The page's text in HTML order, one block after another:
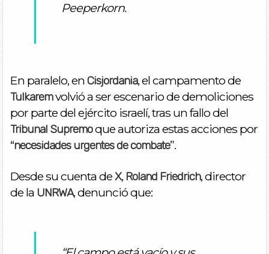
Peeperkorn.
En paralelo, en Cisjordania, el campamento de
Tulkaremvolvió a ser escenario de demoliciones
por parte del ejército israelí, tras un fallo del
Tribunal Supremoque autoriza estas acciones por
“necesidades urgentes de combate”.
Desde su cuenta deX, Roland Friedrich, director
de la UNRWA, denunció que: